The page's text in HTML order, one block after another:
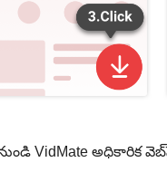
VidMate అధికారిక